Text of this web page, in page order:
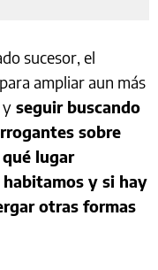
sucesor, el
ampliar aun más
y seguir buscando
sobre
lugar
habitamos y si hay
otras formas